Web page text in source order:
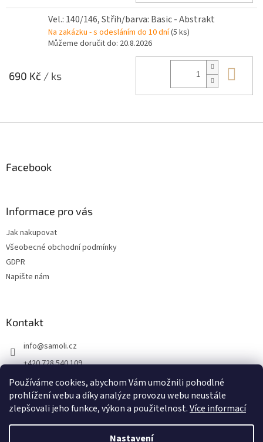
Používáme cookies, abychom Vám umožnili pohodlné
prohlížení webu a díky analýze provozu webu neustále
zlepšovali jeho funkce, výkon a použitelnost.Více informací
Nastavení
Vel.: 140/146, Střih/barva: Basic - Abstrakt
Na zakázku - s odesláním do 10 dní(5 ks)
Můžeme doručit do: 20.8.2026
690 Kč / ks
Facebook
Informace pro vás
Jak nakupovat
Všeobecné obchodní podmínky
GDPR
Napište nám
Kontakt
info@samoli.cz
+420 728 540 109
By Samoli na FB
by_samoli